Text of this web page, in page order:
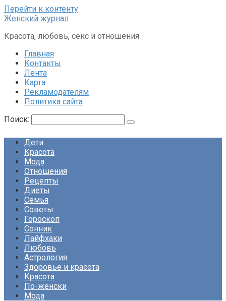
Перейти к контенту
Женский журнал
Красота, любовь, секс и отношения
Главная
Контакты
Лента
Карта
Рекламодателям
Политика сайта
Поиск:
Дети
Красота
Мода
Отношения
Рецепты
Диеты
Семья
Советы
Гороскоп
Сонник
Лайфхаки
Любовь
Астрология
Здоровье и красота
Красота
По-женски
Мода